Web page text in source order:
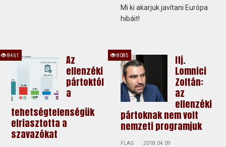
Mi ki akarjuk javítani Európa
hibáit!
Az
ellenzéki
pártoktól
a
tehetségtelenségük
elriasztotta a
szavazókat
8461
Ifj.
Lomnici
Zoltán:
az
ellenzéki
pártoknak nem volt
nemzeti programjuk
FLAG 2018.04.09
8085